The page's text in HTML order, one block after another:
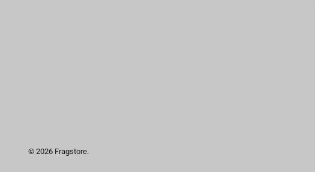
© 2026 Fragstore.